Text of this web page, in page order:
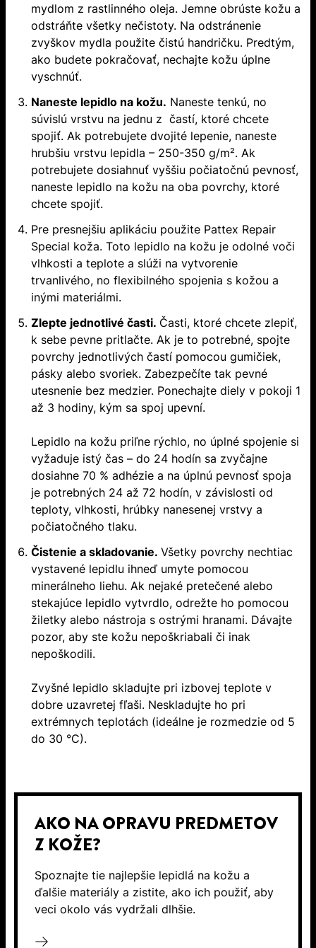
mydlom z rastlinného oleja. Jemne obrúste kožu a
odstráňte všetky nečistoty. Na odstránenie
zvyškov mydla použite čistú handričku. Predtým,
ako budete pokračovať, nechajte kožu úplne
vyschnúť.
Naneste lepidlo na kožu. Naneste tenkú, no
súvislú vrstvu na jednu z častí, ktoré chcete
spojiť. Ak potrebujete dvojité lepenie, naneste
hrubšiu vrstvu lepidla – 250-350 g/m². Ak
potrebujete dosiahnuť vyššiu počiatočnú pevnosť,
naneste lepidlo na kožu na oba povrchy, ktoré
chcete spojiť.
Pre presnejšiu aplikáciu použite Pattex Repair
Special koža. Toto lepidlo na kožu je odolné voči
vlhkosti a teplote a slúži na vytvorenie
trvanlivého, no flexibilného spojenia s kožou a
inými materiálmi.
Zlepte jednotlivé časti. Časti, ktoré chcete zlepiť,
k sebe pevne pritlačte. Ak je to potrebné, spojte
povrchy jednotlivých častí pomocou gumičiek,
pásky alebo svoriek. Zabezpečíte tak pevné
utesnenie bez medzier. Ponechajte diely v pokoji 1
až 3 hodiny, kým sa spoj upevní.
Lepidlo na kožu priľne rýchlo, no úplné spojenie si
vyžaduje istý čas – do 24 hodín sa zvyčajne
dosiahne 70 % adhézie a na úplnú pevnosť spoja
je potrebných 24 až 72 hodín, v závislosti od
teploty, vlhkosti, hrúbky nanesenej vrstvy a
počiatočného tlaku.
Čistenie a skladovanie. Všetky povrchy nechtiac
vystavené lepidlu ihneď umyte pomocou
minerálneho liehu. Ak nejaké pretečené alebo
stekajúce lepidlo vytvrdlo, odrežte ho pomocou
žiletky alebo nástroja s ostrými hranami. Dávajte
pozor, aby ste kožu nepoškriabali či inak
nepoškodili.
Zvyšné lepidlo skladujte pri izbovej teplote v
dobre uzavretej fľaši. Neskladujte ho pri
extrémnych teplotách (ideálne je rozmedzie od 5
do 30 °C).
AKO NA OPRAVU PREDMETOV
Z KOŽE?
Spoznajte tie najlepšie lepidlá na kožu a
ďalšie materiály a zistite, ako ich použiť, aby
veci okolo vás vydržali dlhšie.